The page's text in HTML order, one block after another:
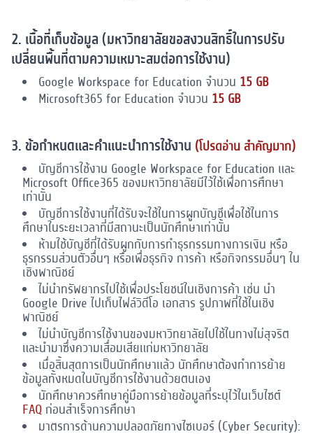
2. เนื้อที่เก็บข้อมูล (มหาวิทยาลัยขอสงวนสิทธิ์ในการปรับ
เปลี่ยนพื้นที่ตามความเหมาะสมต่อการใช้งาน)
Google Workspace for Education จำนวน 15 GB
Microsoft365 for Education จำนวน 15 GB
3. ข้อกำหนดและคำแนะนำการใช้งาน (โปรดอ่าน สำคัญมาก)
บัญชีการใช้งาน Google Workspace for Education และ
Microsoft Office365 ของมหาวิทยาลัยมีไว้ใช้เพื่อการศึกษา
เท่านั้น
บัญชีการใช้งานที่ได้รับจะใช้ในการผูกบัญชีเพื่อใช้ในการ
ศึกษาในระยะเวลาที่มีสถานะเป็นนักศึกษาเท่านั้น
ห้ามใช้บัญชีที่ได้รับผูกกับการทำธุรกรรมทางการเงิน หรือ
ธุรกรรมส่วนตัวอื่นๆ หรือเพื่อธุรกิจ การค้า หรือกิจกรรมอื่นๆ ใน
เชิงพาณิชย์
ไม่นำทรัพยากรไปใช้เพื่อประโยชน์ในเชิงการค้า เช่น นำ
Google Drive ไปเก็บไฟล์วิดีโอ เอกสาร รูปภาพที่ใช้ในเชิง
พาณิชย์
ไม่นำบัญชีการใช้งานของมหาวิทยาลัยไปใช้ในทางไม่สุจริต
และนำมาซึ่งความเสื่อมเสียแก่มหาวิทยาลัย
เมื่อสิ้นสุดการเป็นนักศึกษาแล้ว นักศึกษาต้องทำการย้าย
ข้อมูลทั้งหมดในบัญชีการใช้งานด้วยตนเอง
นักศึกษาควรศึกษาคู่มือการย้ายข้อมูลที่ระบุไว้ในเว็บไซต์
FAQ ก่อนสำเร็จการศึกษา
มาตรการด้านความปลอดภัยทางไซเบอร์ (Cyber Security):